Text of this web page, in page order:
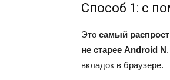
Способ 1: с
Это самый
не старее Android N
вкладок в браузере.